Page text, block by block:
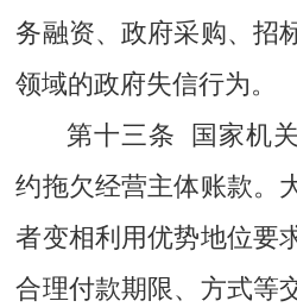
务融资、政府采购、招
领域的政府失信行为。
第十三条 国家机
约拖欠经营主体账款。
者变相利用优势地位要
合理付款期限、方式等